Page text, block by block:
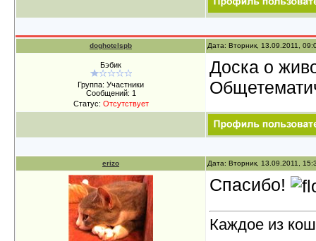
doghotelspb Дата: Вторник, 13.09.2011,
Бэбик
Группа: Участники
Сообщений: 1
Статус: Отсутствует
Доска о
erizo Дата: Вторник, 13.09.2011,
Спасибо!
Каждое из